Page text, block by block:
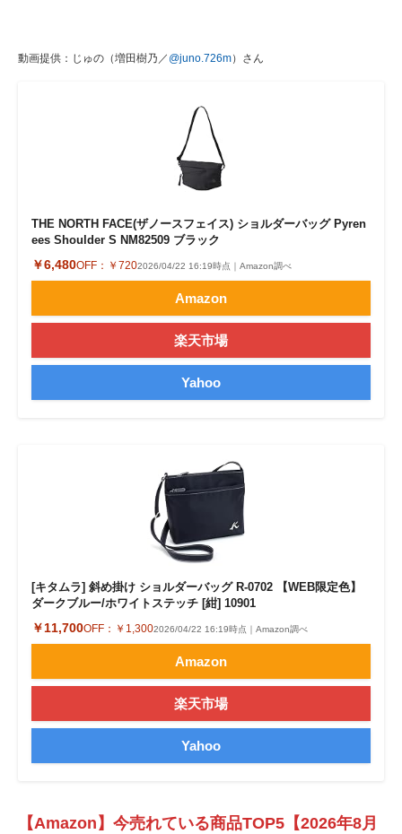
動画提供：じゅの（増田樹乃／ @juno.726m）さん
THE NORTH FACE(ザノースフェイス) ショルダーバッグ Pyren
ees Shoulder S NM82509 ブラック
￥6,480OFF： ￥7202026/04/22 16:19時点｜Amazon調べ
Amazon
楽天市場
Yahoo
[キタムラ] 斜め掛け ショルダーバッグ R-0702 【WEB限定色】
ダークブルー/ホワイトステッチ [紺] 10901
￥11,700OFF： ￥1,3002026/04/22 16:19時点｜Amazon調べ
Amazon
楽天市場
Yahoo
【Amazon】今売れている商品TOP5【2026年8月